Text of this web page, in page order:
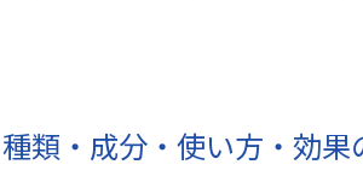
類・成分・使い方・効果